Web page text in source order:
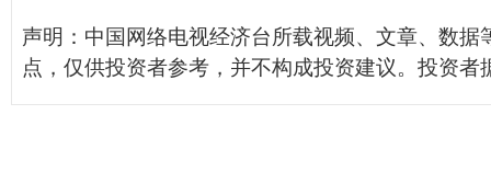
声明：中国网络电视经济台所载视频、文章、数据
点，仅供投资者参考，并不构成投资建议。投资者